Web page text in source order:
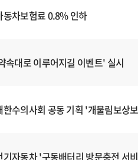
동차보험료 0.8% 인하
속대로 이루어지길 이벤트' 실시
수의사회 공동 기획 '개물림보상
자동차 '구동배터리 방문충전 서